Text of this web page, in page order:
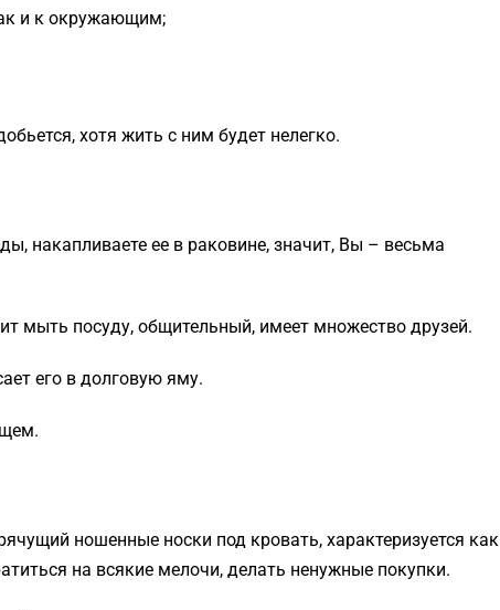
и к окружающим;
хотя жить с ним будет нелегко.
накапливаете ее в раковине, значит, Вы – весьма
мыть посуду, общительный, имеет множество друзей.
его в долговую яму.
ношенные носки под кровать, характеризуется как
на всякие мелочи, делать ненужные покупки.